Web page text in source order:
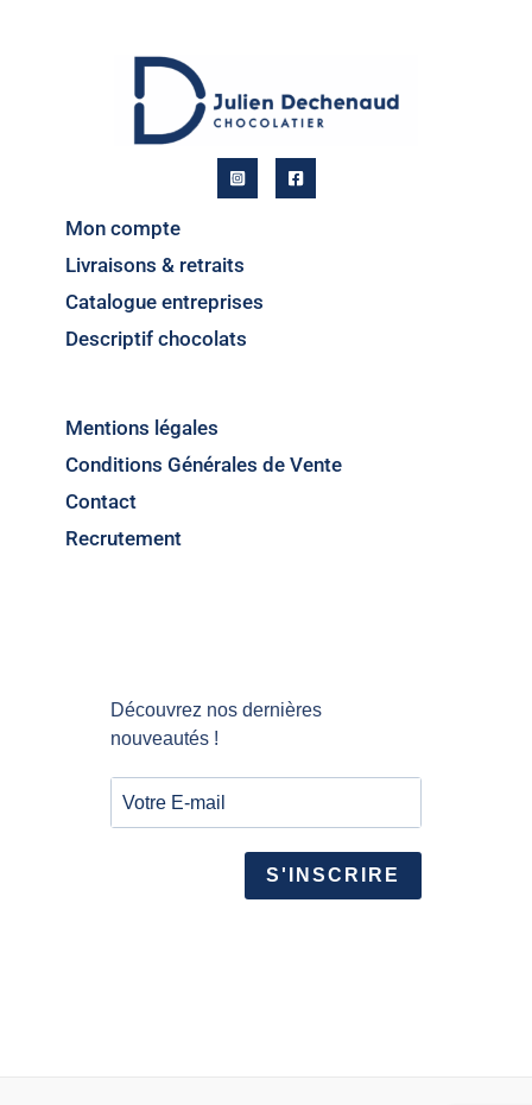
Mon compte
Livraisons & retraits
Catalogue entreprises
Descriptif chocolats
Mentions légales
Conditions Générales de Vente
Contact
Recrutement
Découvrez nos dernières
nouveautés !
S'INSCRIRE